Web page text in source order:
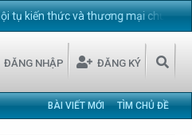
thức và thương mại chuyên ngành
ĐĂNG NHẬP ĐĂNG KÝ
BÀI VIẾT MỚI TÌM CHỦ ĐỀ